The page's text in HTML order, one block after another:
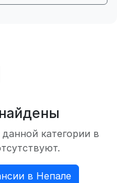
категории в
в Непале